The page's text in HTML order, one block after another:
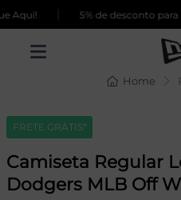
Aqui! 5% de desconto para
Home
FRETE GRÁTIS*
Camiseta Regular
Dodgers MLB Off